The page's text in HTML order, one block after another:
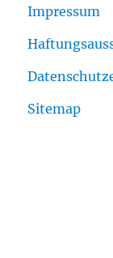
Impressum
Sitemap